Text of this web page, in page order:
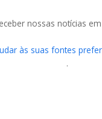
nossas notícias
às suas fontes
.